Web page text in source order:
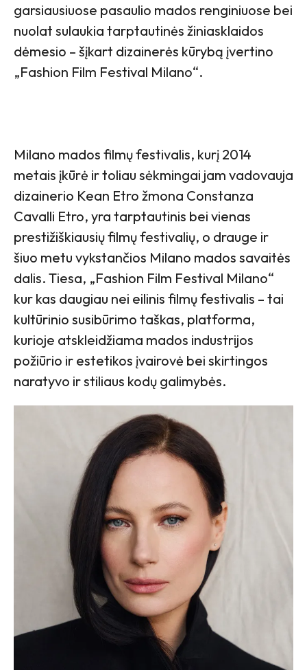
garsiausiuose pasaulio mados renginiuose bei
nuolat sulaukia tarptautinės žiniasklaidos
dėmesio – šįkart dizainerės kūrybą įvertino
„Fashion Film Festival Milano“.
Milano mados filmų festivalis, kurį 2014
metais įkūrė ir toliau sėkmingai jam vadovauja
dizainerio Kean Etro žmona Constanza
Cavalli Etro, yra tarptautinis bei vienas
prestižiškiausių filmų festivalių, o drauge ir
šiuo metu vykstančios Milano mados savaitės
dalis. Tiesa, „Fashion Film Festival Milano“
kur kas daugiau nei eilinis filmų festivalis – tai
kultūrinio susibūrimo taškas, platforma,
kurioje atskleidžiama mados industrijos
požiūrio ir estetikos įvairovė bei skirtingos
naratyvo ir stiliaus kodų galimybės.